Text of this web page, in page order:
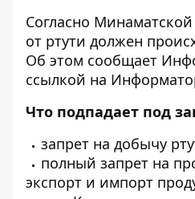
Согласно
от ртути должен
Об этом сообщает
ссылкой на
Что подпадает под
запрет на добычу
полный запрет на
экспорт и импорт